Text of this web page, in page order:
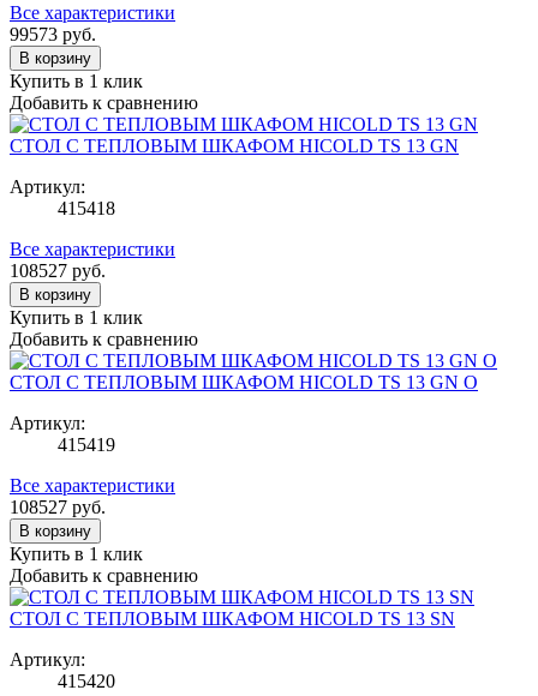
Все характеристики
99573 руб.
В корзину
Купить в 1 клик
Добавить к сравнению
СТОЛ С ТЕПЛОВЫМ ШКАФОМ HICOLD TS 13 GN
Артикул:
415418
Все характеристики
108527 руб.
В корзину
Купить в 1 клик
Добавить к сравнению
СТОЛ С ТЕПЛОВЫМ ШКАФОМ HICOLD TS 13 GN O
Артикул:
415419
Все характеристики
108527 руб.
В корзину
Купить в 1 клик
Добавить к сравнению
СТОЛ С ТЕПЛОВЫМ ШКАФОМ HICOLD TS 13 SN
Артикул:
415420